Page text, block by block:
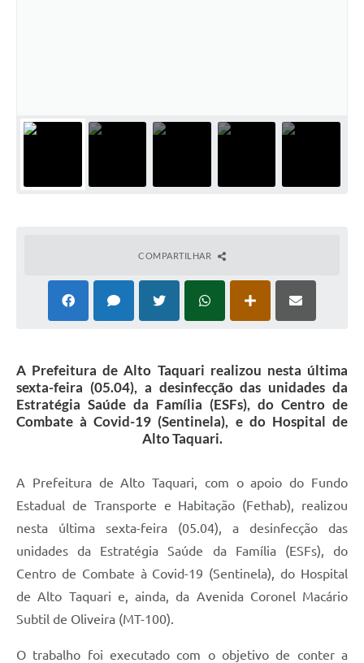
COMPARTILHAR
A Prefeitura de Alto Taquari realizou nesta última
sexta-feira (05.04), a desinfecção das unidades da
Estratégia Saúde da Família (ESFs), do Centro de
Combate à Covid-19 (Sentinela), e do Hospital de
Alto Taquari.
A Prefeitura de Alto Taquari, com o apoio do Fundo
Estadual de Transporte e Habitação (Fethab), realizou
nesta última sexta-feira (05.04), a desinfecção das
unidades da Estratégia Saúde da Família (ESFs), do
Centro de Combate à Covid-19 (Sentinela), do Hospital
de Alto Taquari e, ainda, da Avenida Coronel Macário
Subtil de Oliveira (MT-100).
O trabalho foi executado com o objetivo de conter a